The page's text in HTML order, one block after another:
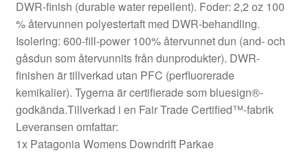
DWR-finish (durable water repellent). Foder: 2,2 oz 100
% återvunnen polyestertaft med DWR-behandling.
Isolering: 600-fill-power 100% återvunnet dun (and- och
gåsdun som återvunnits från dunprodukter). DWR-
finishen är tillverkad utan PFC (perfluorerade
kemikalier). Tygerna är certifierade som bluesign®-
godkända.Tillverkad i en Fair Trade Certified™-fabrik
Leveransen omfattar:
1x Patagonia Womens Downdrift Parkae